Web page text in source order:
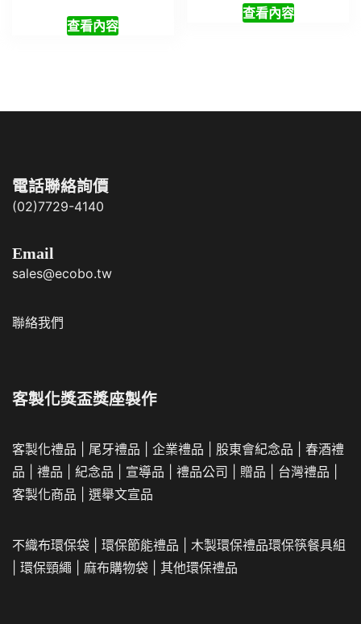
查看內容
查看內容
電話聯絡詢價
(02)7729-4140
Email
sales@ecobo.tw
聯絡我們
客製化獎盃獎座製作
客製化禮品 尾牙禮品 企業禮品 股東會紀念品
春酒禮
品
禮品 紀念品 宣導品 禮品公司 贈品 台灣禮品
客製化商品
選舉文宣品
不織布環保袋 環保節能禮品 木製環保禮品環保筷餐具組
環保頸繩 麻布購物袋 其他環保禮品